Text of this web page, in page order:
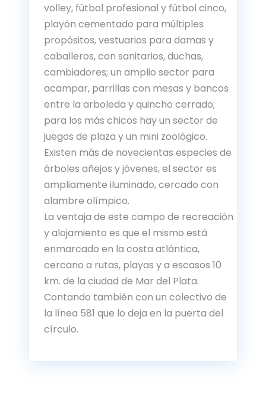
volley, fútbol profesional y fútbol cinco,
playón cementado para múltiples
propósitos, vestuarios para damas y
caballeros, con sanitarios, duchas,
cambiadores; un amplio sector para
acampar, parrillas con mesas y bancos
entre la arboleda y quincho cerrado;
para los más chicos hay un sector de
juegos de plaza y un mini zoológico.
Existen más de novecientas especies de
árboles añejos y jóvenes, el sector es
ampliamente iluminado, cercado con
alambre olímpico.
La ventaja de este campo de recreación
y alojamiento es que el mismo está
enmarcado en la costa atlántica,
cercano a rutas, playas y a escasos 10
km. de la ciudad de Mar del Plata.
Contando también con un colectivo de
la línea 581 que lo deja en la puerta del
círculo.